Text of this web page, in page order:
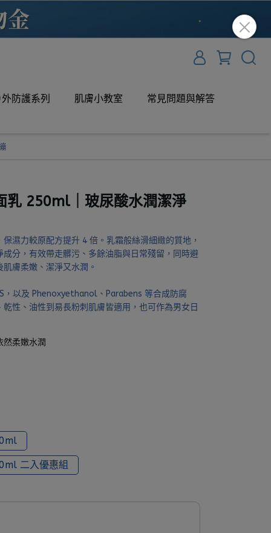
防護系列 肌膚小教室 常見問題與解答
乳 250ml｜玻尿酸水潤潔淨
濕力較原配方提升 4 倍。乳霜般絲滑細緻的質地，
分，有效帶走髒污、多餘油脂與日常殘留，同時避
膚柔嫩、潔淨又水潤。
，以及 Phenoxyethanol、Parabens 等合成防腐
性、油性到易長粉刺肌膚皆適用，也可作為男女日
然柔嫩水潤
二入優惠組